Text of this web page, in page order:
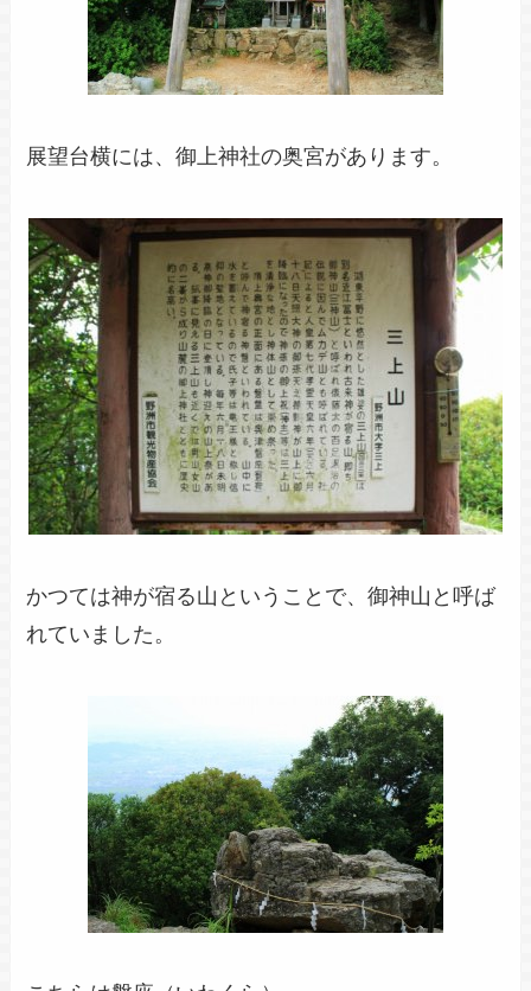
展望台横には、御上神社の奥宮があります。
かつては神が宿る山ということで、御神山と呼ば
れていました。